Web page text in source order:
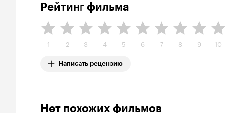
Рейтинг фильма
1 2 3 4 5 6 7 8 9 10
Написать рецензию
Нет похожих фильмов